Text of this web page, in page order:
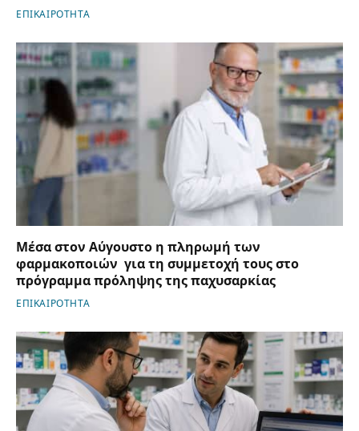
ΕΠΙΚΑΙΡΟΤΗΤΑ
Μέσα στον Αύγουστο η πληρωμή των
φαρμακοποιών για τη συμμετοχή τους στο
πρόγραμμα πρόληψης της παχυσαρκίας
ΕΠΙΚΑΙΡΟΤΗΤΑ